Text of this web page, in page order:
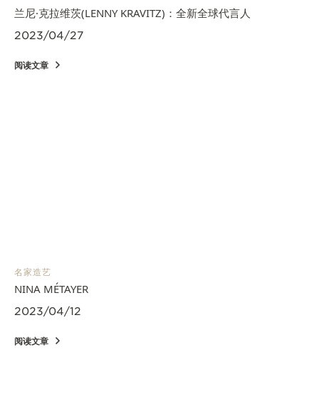
兰尼·克拉维茨(LENNY KRAVITZ)：全新全球代言人
2023/04/27
阅读文章
名家造艺
NINA MÉTAYER
2023/04/12
阅读文章